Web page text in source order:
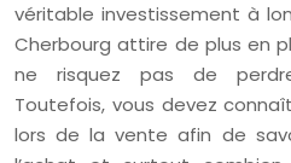
véritable investissement à
Cherbourg attire de plus en
ne risquez pas de
Toutefois, vous devez
lors de la vente afin de